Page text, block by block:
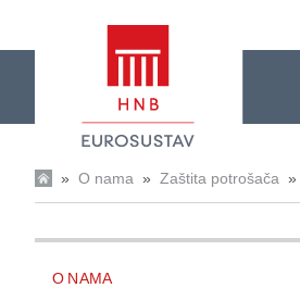
» O nama » Zaštita potrošača »
O NAMA